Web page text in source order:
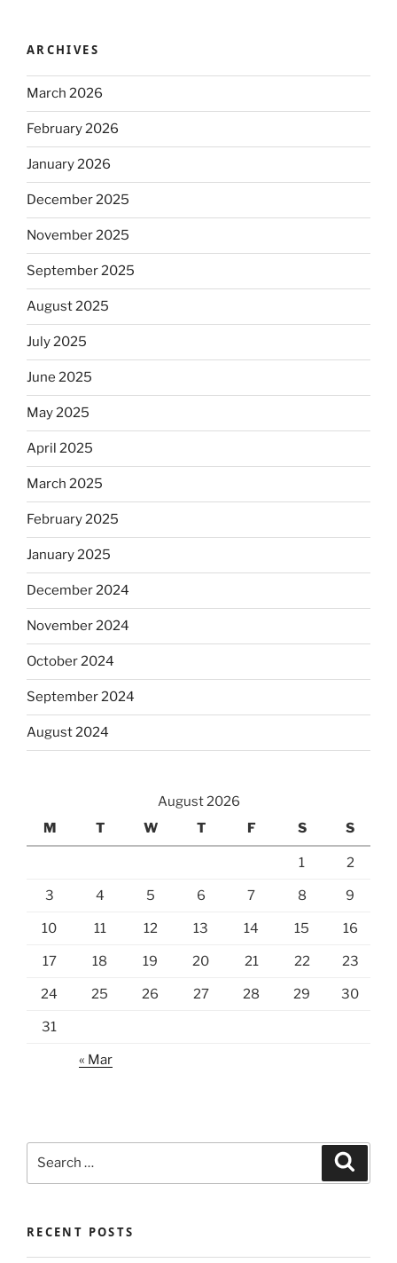
ARCHIVES
March 2026
February 2026
January 2026
December 2025
November 2025
September 2025
August 2025
July 2025
June 2025
May 2025
April 2025
March 2025
February 2025
January 2025
December 2024
November 2024
October 2024
September 2024
August 2024
August 2026
M
T W T F S S
1 2
3 4 5 6 7 8 9
10 11 12 13 14 15 16
17 18 19 20 21 22 23
24 25 26 27 28 29 30
31
« Mar
RECENT POSTS